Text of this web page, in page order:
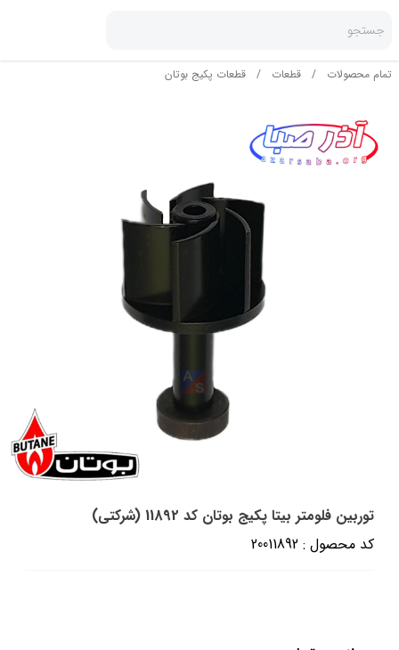
جستجو
تمام محصولات / قطعات / قطعات پکیج بوتان
توربین فلومتر بیتا پکیج بوتان کد 11892 (شرکتی)
کد محصول : 20011892